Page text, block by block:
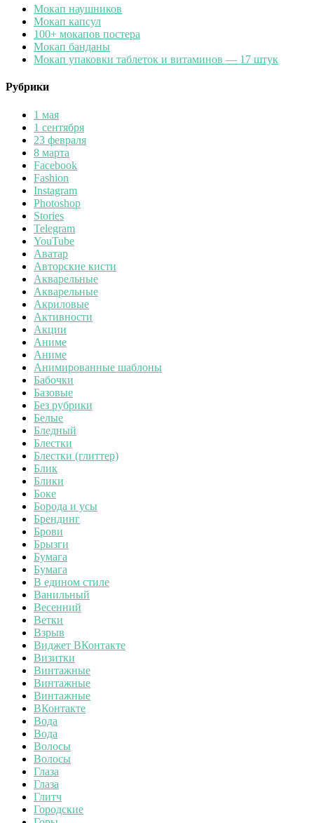
Мокап наушников
Мокап капсул
100+ мокапов постера
Мокап банданы
Мокап упаковки таблеток и витаминов — 17 штук
Рубрики
1 мая
1 сентября
23 февраля
8 марта
Facebook
Fashion
Instagram
Photoshop
Stories
Telegram
YouTube
Аватар
Авторские кисти
Акварельные
Акварельные
Акриловые
Активности
Акции
Аниме
Аниме
Анимированные шаблоны
Бабочки
Базовые
Без рубрики
Белые
Бледный
Блестки
Блестки (глиттер)
Блик
Блики
Боке
Борода и усы
Брендинг
Брови
Брызги
Бумага
Бумага
В едином стиле
Ванильный
Весенний
Ветки
Взрыв
Виджет ВКонтакте
Визитки
Винтажные
Винтажные
Винтажные
ВКонтакте
Вода
Вода
Волосы
Волосы
Глаза
Глаза
Глитч
Городские